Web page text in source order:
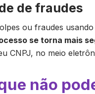
de fraudes
ou fraudes
se torna mais
CNPJ, no meio
não